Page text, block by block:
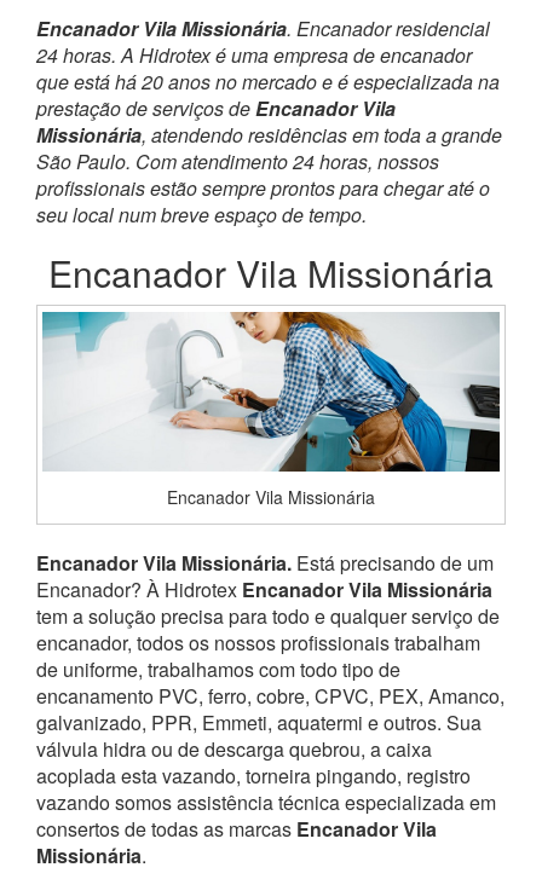
Encanador Vila Missionária. Encanador residencial
24 horas. A Hidrotex é uma empresa de encanador
que está há 20 anos no mercado e é especializada na
prestação de serviços deEncanador Vila
Missionária, atendendo residências em toda a grande
São Paulo. Com atendimento 24 horas, nossos
profissionais estão sempre prontos para chegar até o
seu local num breve espaço de tempo.
Encanador Vila Missionária
Encanador Vila Missionária
Encanador Vila Missionária. Está precisando de um
Encanador? À Hidrotex Encanador Vila Missionária
tem a solução precisa para todo e qualquer serviço de
encanador, todos os nossos profissionais trabalham
de uniforme, trabalhamos com todo tipo de
encanamento PVC, ferro, cobre, CPVC, PEX, Amanco,
galvanizado, PPR, Emmeti, aquatermi e outros. Sua
válvula hidra ou de descarga quebrou, a caixa
acoplada esta vazando, torneira pingando, registro
vazando somos assistência técnica especializada em
consertos de todas as marcas Encanador Vila
Missionária.